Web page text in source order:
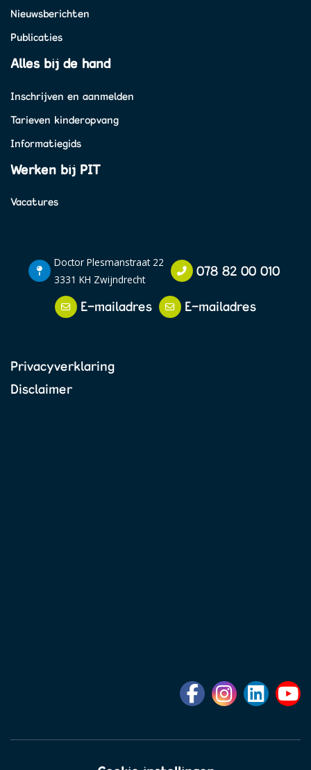
Nieuwsberichten
Publicaties
Alles bij de hand
Inschrijven en aanmelden
Tarieven kinderopvang
Informatiegids
Werken bij PIT
Vacatures
Doctor Plesmanstraat 22
3331 KH Zwijndrecht
078 82 00 010
E-mailadres E-mailadres
Privacyverklaring
Disclaimer